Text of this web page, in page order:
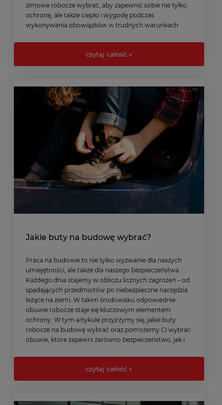
zimowe robocze wybrać, aby zapewnić sobie nie tylko
ochronę, ale także ciepło i wygodę podczas
wykonywania obowiązków w trudnych warunkach
nadchodzące mrozy!czytaj całość »
Jakie buty na budowę wybrać?
Praca na budowie to nie tylko wyzwanie dla naszych
umiejętności, ale także dla naszego bezpieczeństwa.
Każdego dnia stajemy w obliczu licznych zagrożeń – od
spadających przedmiotów po niebezpieczne narzędzia
leżące na ziemi. W takim środowisku odpowiednie
obuwie robocze staje się kluczowym elementem
ochrony. W tym artykule przyjrzymy się, jakie buty
robocze na budowę wybrać oraz pomożemy Ci wybrać
obuwie, które zapewni zarówno bezpieczeństwo, jak i
czytaj całość »